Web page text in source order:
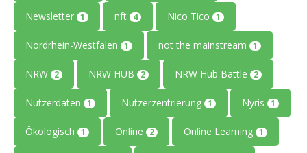
Newsletter 1 nft 4 Nico Tico 1
Nordrhein-Westfalen 1 not the mainstream 1
NRW 2 NRW HUB 2 NRW Hub Battle 2
Nutzerdaten 1 Nutzerzentrierung 1 Nyris 1
Ökologisch 1 Online 2 Online Learning 1